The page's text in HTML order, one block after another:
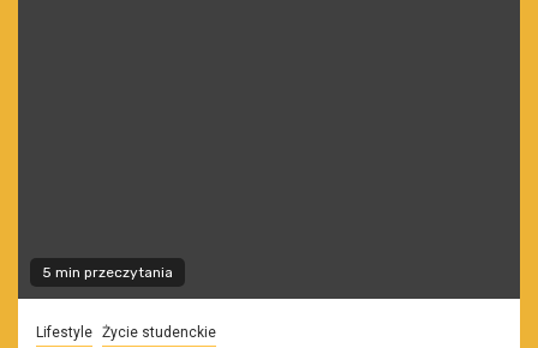
5 min przeczytania
Lifestyle Życie studenckie